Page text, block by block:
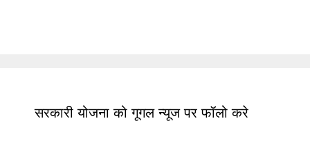
सरकारी योजना को गूगल न्यूज पर फॉलो करे